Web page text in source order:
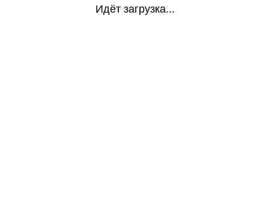
Идёт загрузка...